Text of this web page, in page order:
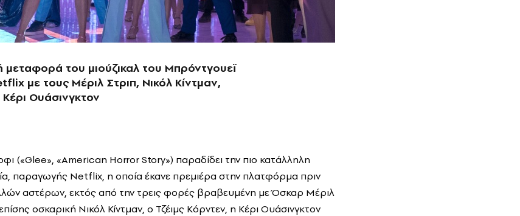
μεταφορά του μιούζικαλ του Μπρόντγουεϊ
με τους Μέριλ Στριπ, Νικόλ Κίντμαν,
Κέρι Ουάσινγκτον
(«Glee», «American Horror Story») παραδίδει την πιο κατάλληλη
παραγωγής Netflix, η οποία έκανε πρεμιέρα στην πλατφόρμα πριν
αστέρων, εκτός από την τρεις φορές βραβευμένη με Όσκαρ Mέριλ
οσκαρική Νικόλ Κίντμαν, ο Τζέιμς Κόρντεν, η Κέρι Ουάσινγκτον